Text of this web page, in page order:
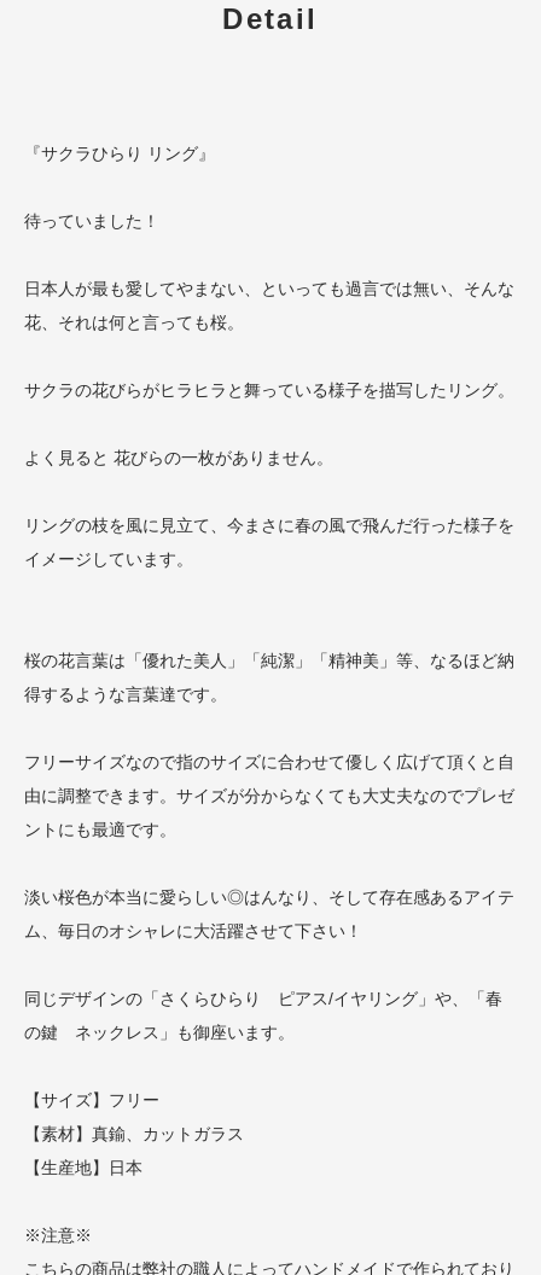
Detail
『サクラひらり リング』
待っていました！
日本人が最も愛してやまない、といっても過言では無い、そんな
花、それは何と言っても桜。
サクラの花びらがヒラヒラと舞っている様子を描写したリング。
よく見ると 花びらの一枚がありません。
リングの枝を風に見立て、今まさに春の風で飛んだ行った様子を
イメージしています。
桜の花言葉は「優れた美人」「純潔」「精神美」等、なるほど納
得するような言葉達です。
フリーサイズなので指のサイズに合わせて優しく広げて頂くと自
由に調整できます。サイズが分からなくても大丈夫なのでプレゼ
ントにも最適です。
淡い桜色が本当に愛らしい◎はんなり、そして存在感あるアイテ
ム、毎日のオシャレに大活躍させて下さい！
同じデザインの「さくらひらり ピアス/イヤリング」や、「春
の鍵 ネックレス」も御座います。
【サイズ】フリー
【素材】真鍮、カットガラス
【生産地】日本
※注意※
こちらの商品は弊社の職人によってハンドメイドで作られており